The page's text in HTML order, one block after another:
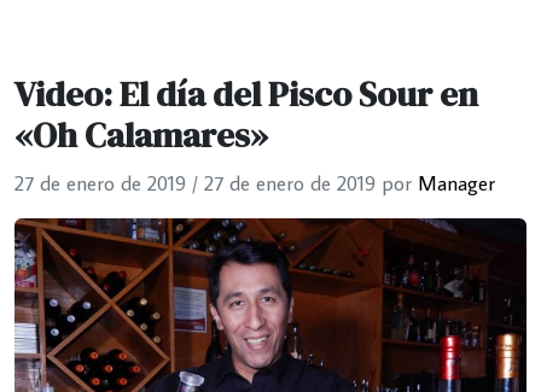
Video: El día del Pisco Sour en
«Oh Calamares»
27 de enero de 2019 / 27 de enero de 2019 por Manager